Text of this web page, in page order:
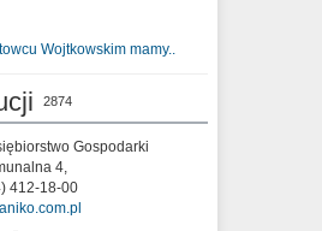
Wojtkowskim mamy..
2874
Gospodarki
4,
412-18-00